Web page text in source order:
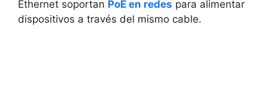
Ethernet soportan PoE en redes para alimentar
dispositivos a través del mismo cable.